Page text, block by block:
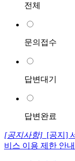
전체
문의접수
답변대기
답변완료
[공지사항] [공지]
비스 이용 제한 안내